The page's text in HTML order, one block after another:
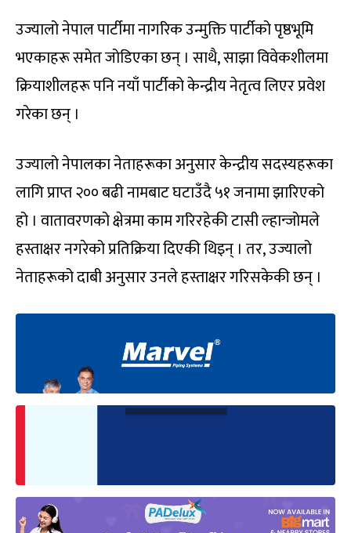
उज्यालो नेपाल पार्टीमा नागरिक उन्मुक्ति पार्टीको पृष्ठभूमि
भएकाहरू समेत जोडिएका छन् । साथै,साझा विवेकशीलमा
क्रियाशीलहरू पनि नयाँ पार्टीको केन्द्रीय नेतृत्व लिएर प्रवेश
गरेका छन् ।
उज्यालो नेपालका नेताहरूका अनुसार केन्द्रीय सदस्यहरूका
लागि प्राप्त २०० बढी नामबाट घटाउँदै ५१ जनामा झारिएको
हो । वातावरणको क्षेत्रमा काम गरिरहेकी टासी ल्हान्जोमले
हस्ताक्षर नगरेको प्रतिक्रिया दिएकी थिइन् । तर,उज्यालो
नेताहरूको दाबी अनुसार उनले हस्ताक्षर गरिसकेकी छन् ।